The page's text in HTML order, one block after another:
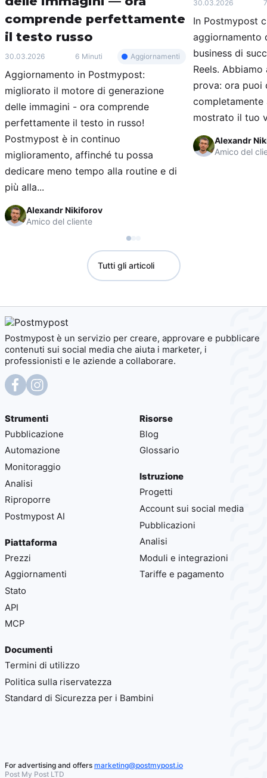
comprende perfettamente
il testo russo
30.03.2026 6 Minuti Aggiornamenti
Aggiornamento in Postmypost:
migliorato il motore di generazione
delle immagini - ora comprende
perfettamente il testo in russo!
Postmypost è in continuo
miglioramento, affinché tu possa
dedicare meno tempo alla routine e di
più alla...
Alexandr Nikiforov
Amico del cliente
30.03.2026
In Postmypost
aggiornamento
business di
Reels.
prova: ora puoi
completamente
mostrato il tuo
Alexandr
Amico del
Tutti gli articoli
Postmypost è un servizio per creare, approvare e pubblicare
contenuti sui social media che aiuta i marketer, i
professionisti e le aziende a collaborare.
Strumenti
Pubblicazione
Automazione
Monitoraggio
Analisi
Riproporre
Postmypost AI
Piattaforma
Prezzi
Aggiornamenti
Stato
API
MCP
Risorse
Blog
Glossario
Istruzione
Progetti
Account sui social media
Pubblicazioni
Analisi
Moduli e integrazioni
Tariffe e pagamento
Documenti
Termini di utilizzo
Politica sulla riservatezza
Standard di Sicurezza per i Bambini
Post My Post LTD
For advertising and offers marketing@postmypost.io